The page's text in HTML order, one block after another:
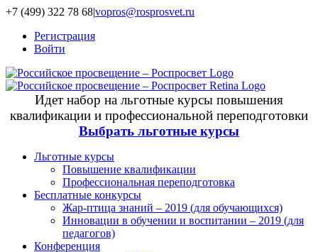
+7 (499) 322 78 68|vopros@rosprosvet.ru
Регистрация
Войти
Идет набор на льготные курсы повышения
квалификации и профессиональной переподготовки
Выбрать льготные курсы
Льготные курсы
Повышение квалификации
Профессиональная переподготовка
Бесплатные конкурсы
Жар-птица знаний – 2019 (для обучающихся)
Инновации в обучении и воспитании – 2019 (для
педагогов)
Конференция